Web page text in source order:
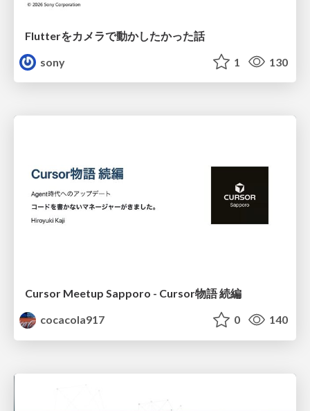
Flutterをカメラで動かしたかった話
sony
1 130
Cursor Meetup Sapporo - Cursor物語 続編
cocacola917
0 140